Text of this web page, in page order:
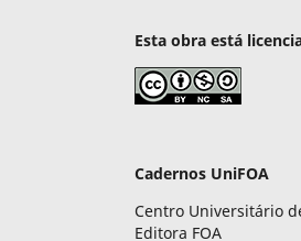
Esta obra está
Cadernos UniFOA
Centro Universitário
Editora FOA